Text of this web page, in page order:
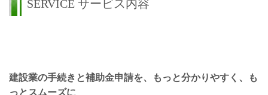
SERVICE サービス内容
建設業の手続きと補助金申請を、もっと分かりやすく、も
っとスムーズに